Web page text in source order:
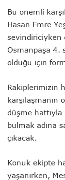
Bu önemli
Hasan Emre
sevindiriciyken
Osmanpaşa 4.
olduğu için
Rakiplerimizin
karşılaşmanın
düşme hattıyla
bulmak adına
çıkacak.
Konuk ekipte
yaşanırken,